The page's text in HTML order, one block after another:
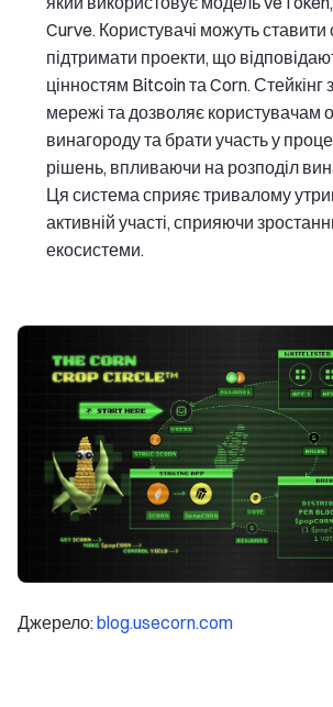
Curve. Користувачі можуть ставити
підтримати проекти, що
цінностям Bitcoin та Corn. Стейкінг
мережі та дозволяє користувачам
винагороду та брати участь у
рішень, впливаючи на розподіл
Ця система сприяє тривалому
активній участі, сприяючи
екосистеми.
Джерело:blog.usecorn.com